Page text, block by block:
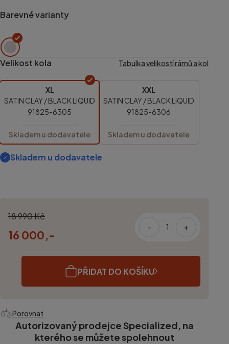
Barevné varianty
Velikost kola Tabulka velikostí rámů a kol
XL
SATIN CLAY / BLACK LIQUID
91825-6305
Skladem u dodavatele
XXL
SATIN CLAY / BLACK LIQUID
91825-6306
Skladem u dodavatele
Skladem u dodavatele
18 990 Kč
16 000,-
- +
PŘIDAT DO KOŠÍKU
Porovnat
Autorizovaný prodejce Specialized, na
kterého se můžete spolehnout